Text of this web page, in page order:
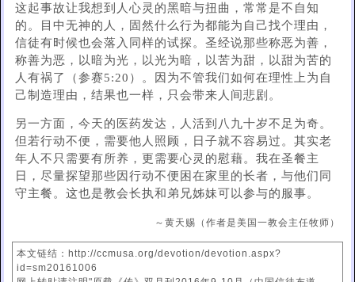
这起事故让我想到人心灵的黑暗与扭曲，常常是不自知
的。目中无神的人，固然什么行为都能为自己找个理由，
信徒有时候也会落入同样的试探。圣经说那些称恶为善，
称善为恶，以暗为光，以光为暗，以苦为甜，以甜为苦的
人有祸了（参赛5:20）。因为不管我们如何在理性上为自
己制造理由，结果也一样，只会带来人间悲剧。
另一方面，今天的医药发达，人活到八九十岁不足为奇。
但若行动不便，需要他人照顾，日子就不容易过。其实老
年人不只需要有所养，更需要心灵的慰藉。我在圣餐主
日，尽量探望那些因行动不便困在家里的长者，与他们同
守主餐。这也是教会长执和弟兄姊妹可以参与的服事。
～黄天赐（作者是美国一教会主任牧师）
本文链结：http://ccmusa.org/devotion/devotion.aspx?
id=sm20161006